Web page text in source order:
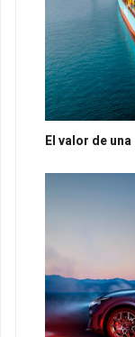
El valor de